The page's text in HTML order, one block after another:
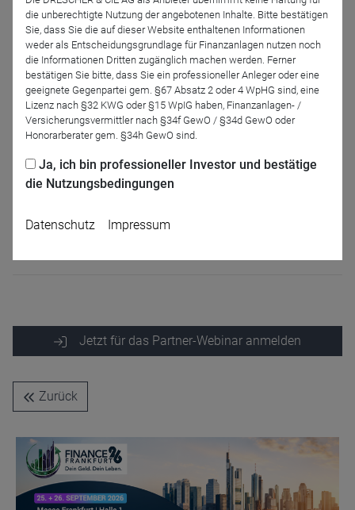
Zukauf oder Verkauf sind keine weiteren
Beratungsdokumentationen notwendig. Die Strategien der
WealthKonzept AG sind komplett in der IT-Infrastruktur der
FondsKonzept eingebunden und werden über das
smartMSC abgewickelt und selbstverständlich über die
Endkundentools dem Kunden transparent dargestellt.
Gerne informieren wir Sie ab sofort in regelmäßig
stattfindenden Sonderwebinaren zu den Vorteilen und
Abwicklungsdetails der WealthKonzept-Strategiedepots.
Außerdem wird in jedem Webinar auch ein Advisor seine
Strategien detailliert vorstellen und steht für Fragen zur
Anmeldung! Ihr Team der FondsKonzept & WealthKonzept
Jetzt für das Partner-Webinar anmelden
Zurück
die unberechtigte Nutzung der angebotenen Inhalte. Bitte bestätigen
Sie, dass Sie die auf dieser Website enthaltenen Informationen
weder als Entscheidungsgrundlage für Finanzanlagen nutzen noch
die Informationen Dritten zugänglich machen werden. Ferner
bestätigen Sie bitte, dass Sie ein professioneller Anleger oder eine
geeignete Gegenpartei gem. §67 Absatz 2 oder 4 WpHG sind, eine
Lizenz nach §32 KWG oder §15 WpIG haben, Finanzanlagen- /
Versicherungsvermittler nach §34f GewO / §34d GewO oder
Honorarberater gem. §34h GewO sind.
Ja, ich bin professioneller Investor und bestätige
die Nutzungsbedingungen
Datenschutz Impressum
Anbieter
D&C